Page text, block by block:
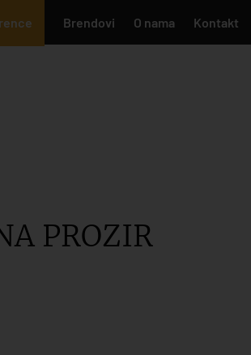
Brendovi O nama Kontakt
PROZIR